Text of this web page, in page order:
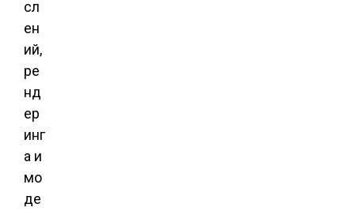
сл
ен
ий,
ре
нд
ер
инг
а и
мо
де